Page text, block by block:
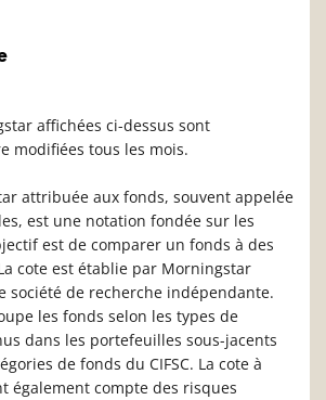
affichées ci-dessus sont
modifiées tous les mois.
attribuée aux fonds, souvent appelée
est une notation fondée sur les
est de comparer un fonds à des
cote est établie par Morningstar
société de recherche indépendante.
les fonds selon les types de
dans les portefeuilles sous-jacents
de fonds du CIFSC. La cote à
également compte des risques